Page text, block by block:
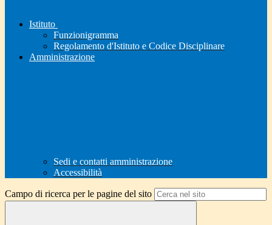
Istituto
Funzionigramma
Regolamento d'Istituto e Codice Disciplinare
Amministrazione
Sedi e contatti amministrazione
Accessibilità
Campo di ricerca per le pagine del sito